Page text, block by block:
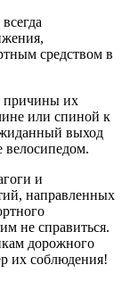
средством в
причины их
или спиной к
выход
велосипедом.
и
направленных
не справиться.
дорожного
их соблюдения!